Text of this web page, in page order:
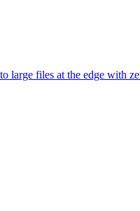
large files at the edge with